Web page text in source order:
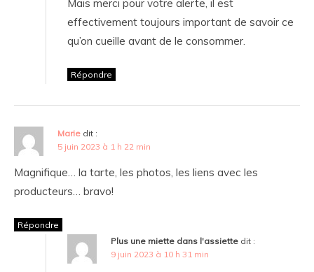
Mais merci pour votre alerte, il est
effectivement toujours important de savoir ce
qu’on cueille avant de le consommer.
Répondre
Marie dit :
5 juin 2023 à 1 h 22 min
Magnifique… la tarte, les photos, les liens avec les
producteurs… bravo!
Répondre
Plus une miette dans l'assiette dit :
9 juin 2023 à 10 h 31 min